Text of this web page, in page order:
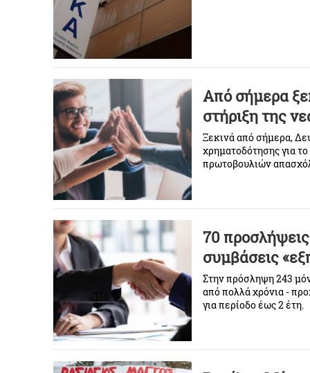
Από σήμερα
στήριξη της
Ξεκινά από σήμερα,
χρηματοδότησης για
πρωτοβουλιών
70
συμβάσεις
Στην πρόσληψη 243
από πολλά χρόνια -
για περίοδο έως 2 έτη.